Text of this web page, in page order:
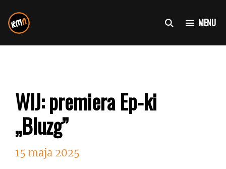
do
treści
MENU
WIJ: premiera Ep-ki
„Bluzg”
15 maja 2025